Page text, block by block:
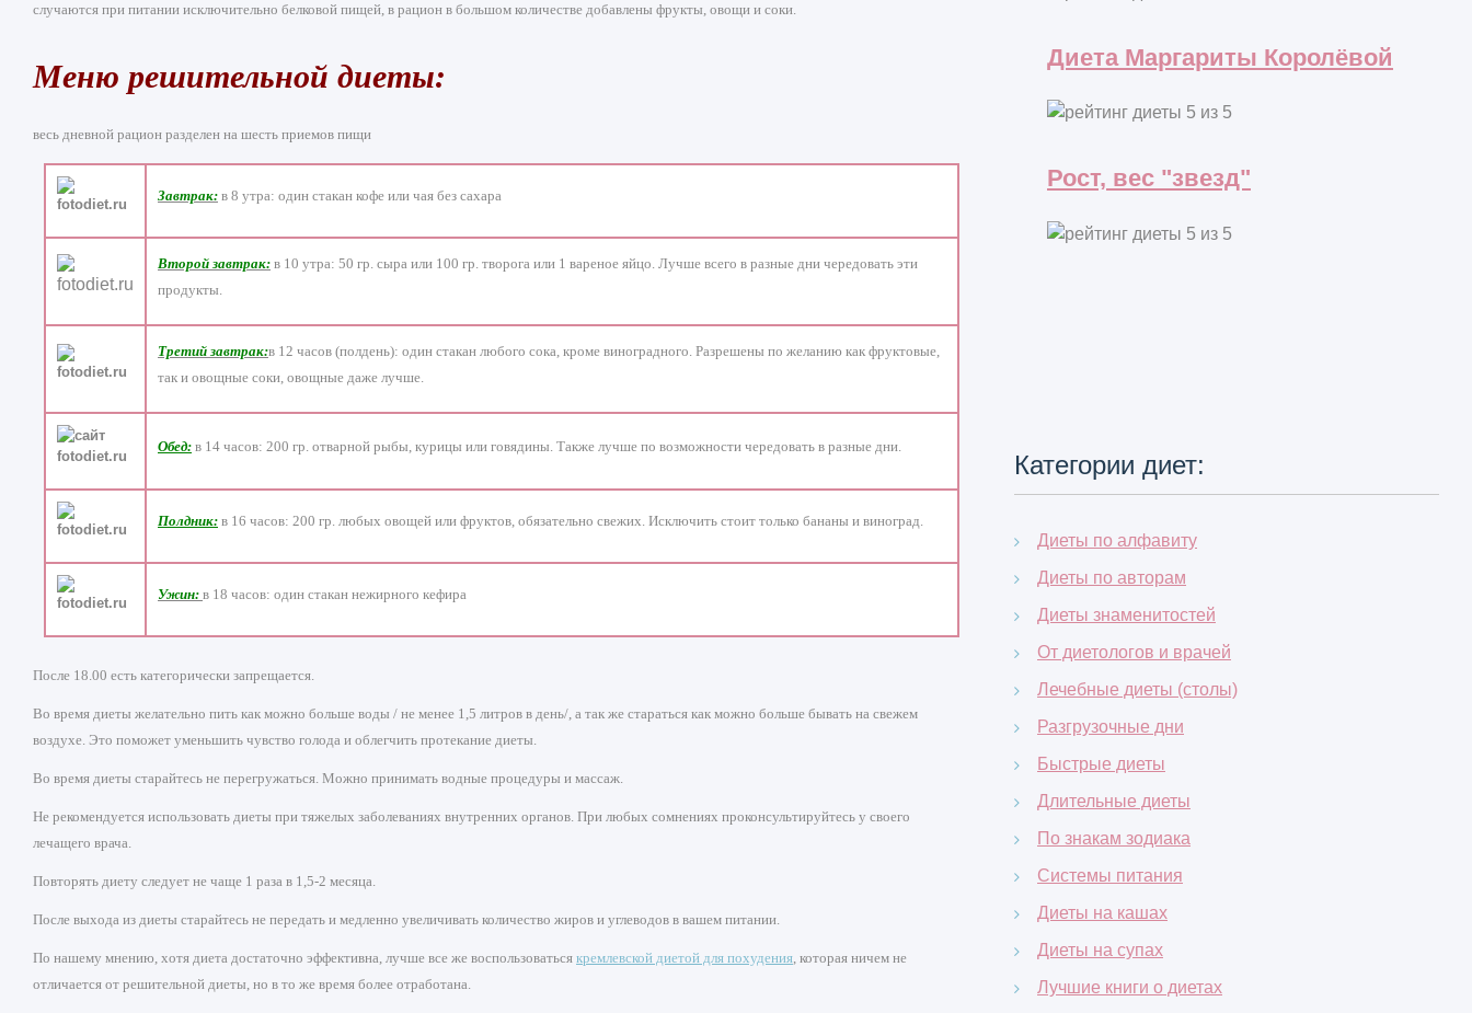
случаются при питании исключительно белковой пищей, в рацион в большом количестве добавлены фрукты, овощи и соки.
Меню решительной диеты:
весь дневной рацион разделен на шесть приемов пищи
Завтрак: в 8 утра: один стакан кофе или чая без сахара
Второй завтрак: в 10 утра: 50 гр. сыра или 100 гр. творога или 1 вареное яйцо. Лучше всего в разные дни чередовать эти
продукты.
Третийзавтрак:в 12 часов (полдень): один стакан любого сока, кроме виноградного. Разрешены по желанию как фруктовые,
так и овощные соки, овощные даже лучше.
Обед: в 14 часов: 200 гр. отварной рыбы, курицы или говядины. Также лучше по возможности чередовать в разные дни.
Полдник: в 16 часов: 200 гр. любых овощей или фруктов, обязательно свежих. Исключить стоит только бананы и виноград.
Ужин: в 18 часов: один стакан нежирного кефира
После 18.00 есть категорически запрещается.
Во время диеты желательно пить как можно больше воды / не менее 1,5 литров в день/, а так же стараться как можно больше бывать на свежем
воздухе. Это поможет уменьшить чувство голода и облегчить протекание диеты.
Во время диеты старайтесь не перегружаться. Можно принимать водные процедуры и массаж.
Не рекомендуется использовать диеты при тяжелых заболеваниях внутренних органов. При любых сомнениях проконсультируйтесь у своего
лечащего врача.
Повторять диету следует не чаще 1 раза в 1,5-2 месяца.
После выхода из диеты старайтесь не передать и медленно увеличивать количество жиров и углеводов в вашем питании.
По нашему мнению, хотя диета достаточно эффективна, лучше все же воспользоваться кремлевской диетой для похудения, которая ничем не
отличается от решительной диеты, но в то же время более отработана.
Диета Маргариты Королёвой
Рост, вес "звезд"
Категории диет:
Диеты по алфавиту
Диеты по авторам
Диеты знаменитостей
От диетологов и врачей
Лечебные диеты (столы)
Разгрузочные дни
Быстрые диеты
Длительные диеты
По знакам зодиака
Системы питания
Диеты на кашах
Диеты на супах
Лучшие книги о диетах